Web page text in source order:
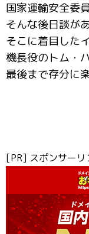
国家運輸安全委
そんな後日談が
そこに着目した
機長役のトム・
最後まで存分に
[PR] スポンサーリ